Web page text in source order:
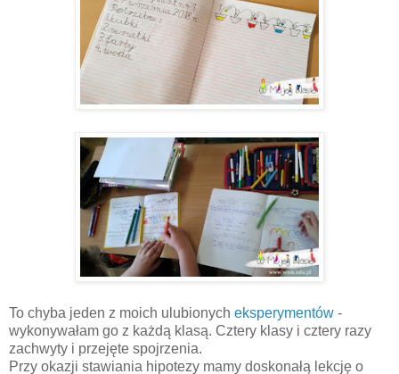
To chyba jeden z moich ulubionych eksperymentów -
wykonywałam go z każdą klasą. Cztery klasy i cztery razy
zachwyty i przejęte spojrzenia.
Przy okazji stawiania hipotezy mamy doskonałą lekcję o